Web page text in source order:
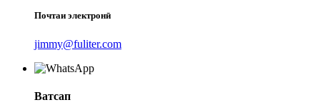
Почтаи электронӣ
jimmy@fuliter.com
Ватсап